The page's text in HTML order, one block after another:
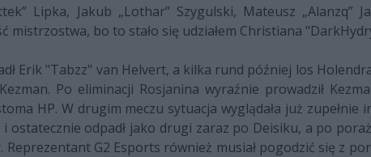
Lipka, Jakub „Lothar” Szygulski, Mateusz „Alanzq”
mistrzostwa, bo to stało się udziałem Christiana
Erik "Tabzz" van Helvert, a kilka rund później los
Po eliminacji Rosjanina wyraźnie prowadził
HP. W drugim meczu sytuacja wyglądała już zupełnie
i ostatecznie odpadł jako drugi zaraz po Deisiku, a po
G2 Esports również musiał pogodzić się z